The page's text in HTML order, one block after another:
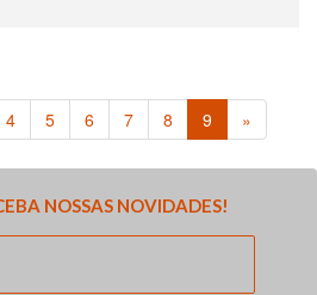
4 5 6 7 8 9 »
NOSSAS NOVIDADES!